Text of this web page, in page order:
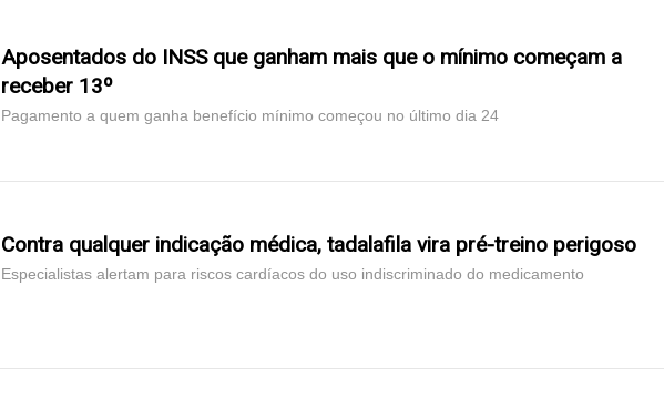
Aposentados do INSS que ganham mais que o mínimo começam a
receber 13º
Pagamento a quem ganha benefício mínimo começou no último dia 24
Contra qualquer indicação médica, tadalafila vira pré-treino perigoso
Especialistas alertam para riscos cardíacos do uso indiscriminado do medicamento